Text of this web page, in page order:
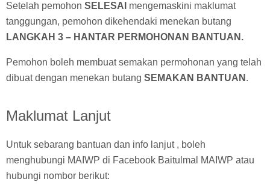
Setelah pemohon SELESAI mengemaskini maklumat
tanggungan, pemohon dikehendaki menekan butang
LANGKAH 3 – HANTAR PERMOHONAN BANTUAN.
Pemohon boleh membuat semakan permohonan yang telah
dibuat dengan menekan butang SEMAKAN BANTUAN .
Maklumat Lanjut
Untuk sebarang bantuan dan info lanjut , boleh
menghubungi MAIWP di Facebook Baitulmal MAIWP atau
hubungi nombor berikut: